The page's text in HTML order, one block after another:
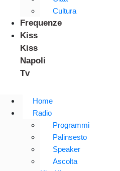
Cultura
Frequenze
Kiss
Kiss
Napoli
Tv
Home
Radio
Programmi
Palinsesto
Speaker
Ascolta